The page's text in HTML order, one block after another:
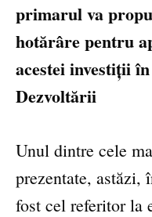
primarul va
hotărâre pentru
acestei investiții
Dezvoltării
Unul dintre cele
prezentate, astăzi,
fost cel referitor la